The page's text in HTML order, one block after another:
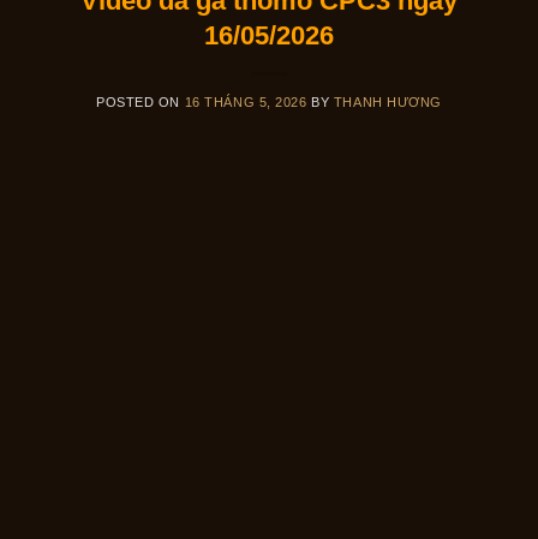
16/05/2026
POSTED ON 16 THÁNG 5, 2026 BY THANH HƯƠNG